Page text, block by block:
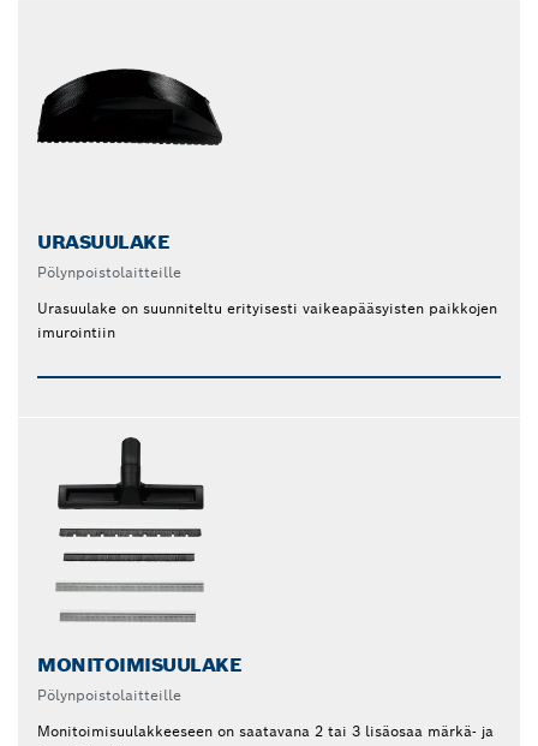
URASUULAKE
Pölynpoistolaitteille
Urasuulake on suunniteltu erityisesti vaikeapääsyisten paikkojen
imurointiin
MONITOIMISUULAKE
Pölynpoistolaitteille
Monitoimisuulakkeeseen on saatavana 2 tai 3 lisäosaa märkä- ja